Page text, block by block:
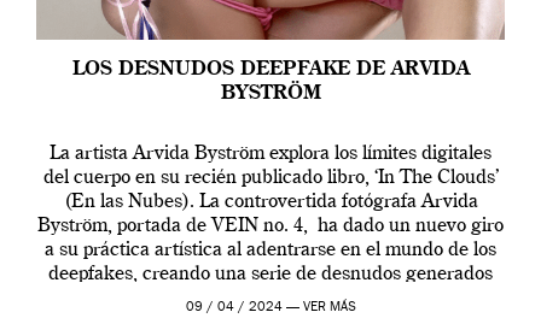
LOS DESNUDOS DEEPFAKE DE ARVIDA
BYSTRÖM
La artista Arvida Byström explora los límites digitales
del cuerpo en su recién publicado libro, ‘In The Clouds’
(En las Nubes). La controvertida fotógrafa Arvida
Byström, portada de VEIN no. 4, ha dado un nuevo giro
a su práctica artística al adentrarse en el mundo de los
deepfakes, creando una serie de desnudos generados
por […]
09 / 04 / 2024 — VER MÁS